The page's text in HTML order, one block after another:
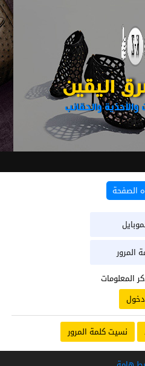
اليقين
والأحذية والحقائب
الصفحة
المعلومات
نسيت كلمة المرور